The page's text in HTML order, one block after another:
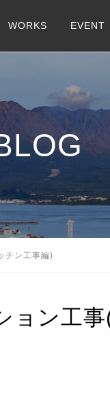
WORKS EVENT
チン工事編)
ョン工事